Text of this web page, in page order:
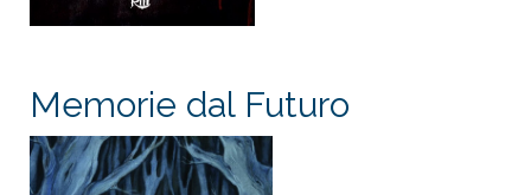
Memorie dal Futuro